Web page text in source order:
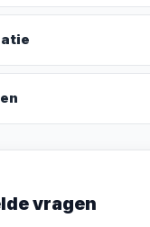
vragen